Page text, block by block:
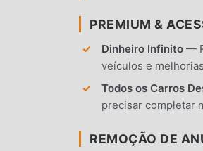
PREMIUM &
Dinheiro Infinito —
veículos e
Todos os Carros
precisar completar
REMOÇÃO DE